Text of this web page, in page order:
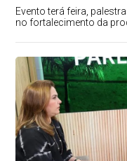
Evento terá feira,
no fortalecimento da